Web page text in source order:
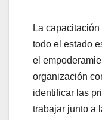
La
todo el estado
el
organización
identificar las
trabajar junto a